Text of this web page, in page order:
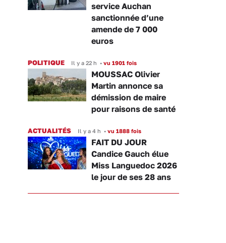
service Auchan
sanctionnée d’une
amende de 7 000
euros
POLITIQUE Il y a 22 h • vu 1901 fois
MOUSSAC Olivier
Martin annonce sa
démission de maire
pour raisons de santé
ACTUALITÉS Il y a 4 h • vu 1888 fois
FAIT DU JOUR
Candice Gauch élue
Miss Languedoc 2026
le jour de ses 28 ans